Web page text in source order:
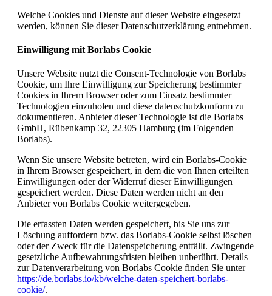
Welche Cookies und Dienste auf dieser Website eingesetzt
werden, können Sie dieser Datenschutzerklärung entnehmen.
Einwilligung mit Borlabs Cookie
Unsere Website nutzt die Consent-Technologie von Borlabs
Cookie, um Ihre Einwilligung zur Speicherung bestimmter
Cookies in Ihrem Browser oder zum Einsatz bestimmter
Technologien einzuholen und diese datenschutzkonform zu
dokumentieren. Anbieter dieser Technologie ist die Borlabs
GmbH, Rübenkamp 32, 22305 Hamburg (im Folgenden
Borlabs).
Wenn Sie unsere Website betreten, wird ein Borlabs-Cookie
in Ihrem Browser gespeichert, in dem die von Ihnen erteilten
Einwilligungen oder der Widerruf dieser Einwilligungen
gespeichert werden. Diese Daten werden nicht an den
Anbieter von Borlabs Cookie weitergegeben.
Die erfassten Daten werden gespeichert, bis Sie uns zur
Löschung auffordern bzw. das Borlabs-Cookie selbst löschen
oder der Zweck für die Datenspeicherung entfällt. Zwingende
gesetzliche Aufbewahrungsfristen bleiben unberührt. Details
zur Datenverarbeitung von Borlabs Cookie finden Sie unter
https://de.borlabs.io/kb/welche-daten-speichert-borlabs-
cookie/.